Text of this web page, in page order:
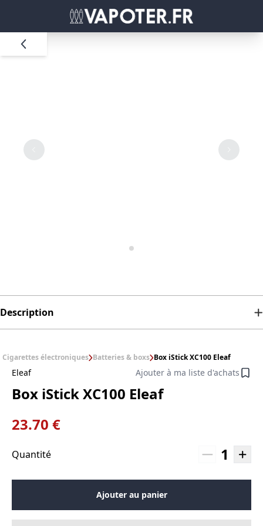
Description
Cigarettes électroniques Batteries & boxs Box iStick XC100 Eleaf
Eleaf Ajouter à ma liste d'achats
Box iStick XC100 Eleaf
23.70 €
Quantité 1
Ajouter au panier